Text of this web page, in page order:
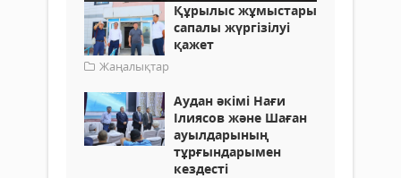
Құрылыс жұмыстары
сапалы жүргізілуі
қажет
Жаңалықтар
Аудан әкімі Нағи
Ілиясов және Шаған
ауылдарының
тұрғындарымен
кездесті